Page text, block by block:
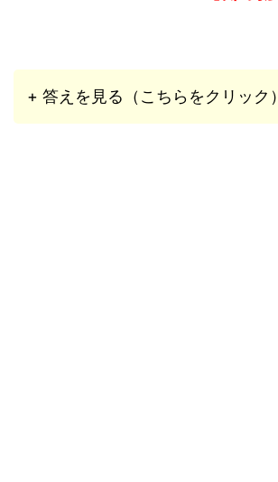
+ 答えを見る（こちらをクリック）